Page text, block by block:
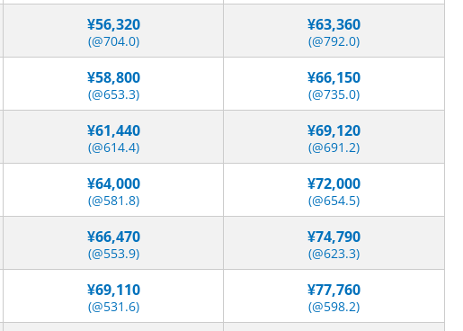
¥56,320
(@704.0)
¥63,360
(@792.0)
¥58,800
(@653.3)
¥66,150
(@735.0)
¥61,440
(@614.4)
¥69,120
(@691.2)
¥64,000
(@581.8)
¥72,000
(@654.5)
¥66,470
(@553.9)
¥74,790
(@623.3)
¥69,110
(@531.6)
¥77,760
(@598.2)